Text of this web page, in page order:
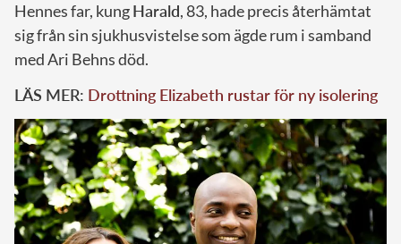
Hennes far, kungHarald, 83, hade precis återhämtat
sig från sin sjukhusvistelse som ägde rum i samband
med Ari Behns död.
LÄS MER: Drottning Elizabeth rustar för ny isolering